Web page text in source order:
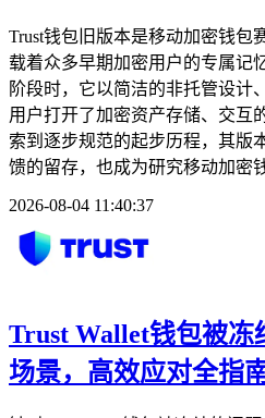
Trust钱包旧版本是移动加密钱包
载着众多早期加密用户的专属记
阶段时，它以简洁的非托管设计
用户打开了加密资产存储、交互
索到逐步规范的起步历程，其版
馈的留存，也成为研究移动加密
2026-08-04 11:40:37
Trust Wallet钱包被冻
场景，高效应对全指